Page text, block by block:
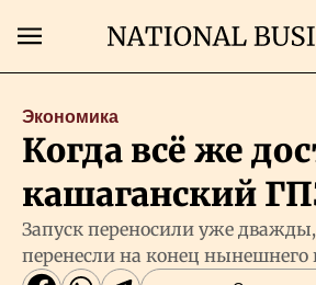
Главная
Экономика
Экономика
Когда всё же
кашаганский
Запуск переносили уже дважды,
перенесли на конец нынешнего